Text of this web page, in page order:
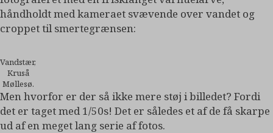
håndholdt med kameraet svævende over vandet og
croppet til smertegrænsen:
Vandstær,
Kruså
Møllesø.
Men hvorfor er der så ikke mere støj i billedet? Fordi
det er taget med 1/50s! Det er således et af de få skarpe
ud af en meget lang serie af fotos.